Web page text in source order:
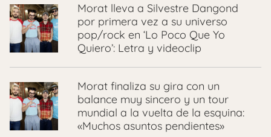
Morat lleva a Silvestre Dangond
por primera vez a su universo
pop/rock en ‘Lo Poco Que Yo
Quiero’: Letra y videoclip
Morat finaliza su gira con un
balance muy sincero y un tour
mundial a la vuelta de la esquina:
«Muchos asuntos pendientes»